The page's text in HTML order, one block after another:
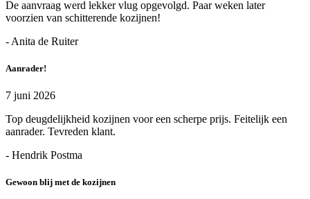
De aanvraag werd lekker vlug opgevolgd. Paar weken later
voorzien van schitterende kozijnen!
- Anita de Ruiter
Aanrader!
7 juni 2026
Top deugdelijkheid kozijnen voor een scherpe prijs. Feitelijk een
aanrader. Tevreden klant.
- Hendrik Postma
Gewoon blij met de kozijnen